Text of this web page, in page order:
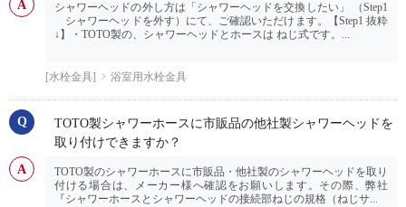
シャワーヘッドの外し方は「シャワーヘッドを交換したい」 （Step1
シャワーヘッドを外す）にて、ご確認いただけます。【Step1 抜粋
↓】・TOTO製の、シャワーヘッドとホースは ねじ式です。...
[水栓金具] 浴室用水栓金具
TOTO製シャワーホースに市販品の他社製シャワーヘッドを
取り付けできますか？
TOTO製のシャワーホースに市販品・他社製のシャワーヘッドを取り
付ける場合は、メーカー様へ確認をお願いします。その際、弊社
『シャワーホースとシャワーヘッドの接続部ねじの規格（ねじサ...